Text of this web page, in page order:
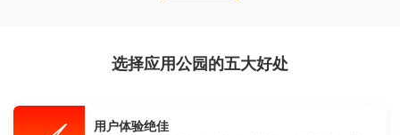
选择应用公园的五大好处
用户体验绝佳